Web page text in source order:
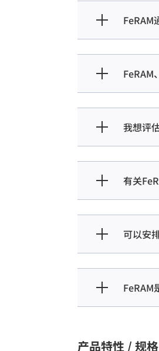
FeRAM
FeRAM
我想评
有关
可以安
FeRAM
产品特性 / 规